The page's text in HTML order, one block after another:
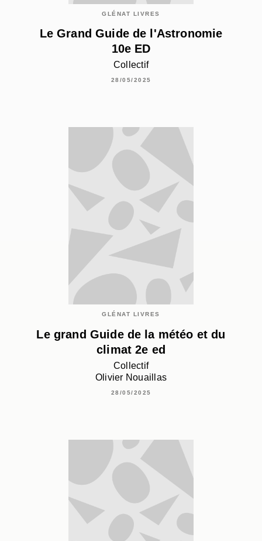
GLÉNAT LIVRES
Le Grand Guide de l'Astronomie
10e ED
Collectif
28/05/2025
GLÉNAT LIVRES
Le grand Guide de la météo et du
climat 2e ed
Collectif
Olivier Nouaillas
28/05/2025